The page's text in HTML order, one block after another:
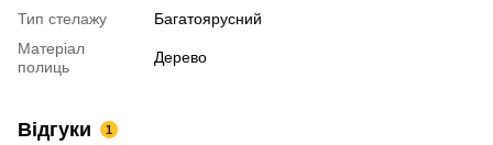
Тип стелажу
Багатоярусний
Матеріал
полиць
Дерево
Відгуки 1